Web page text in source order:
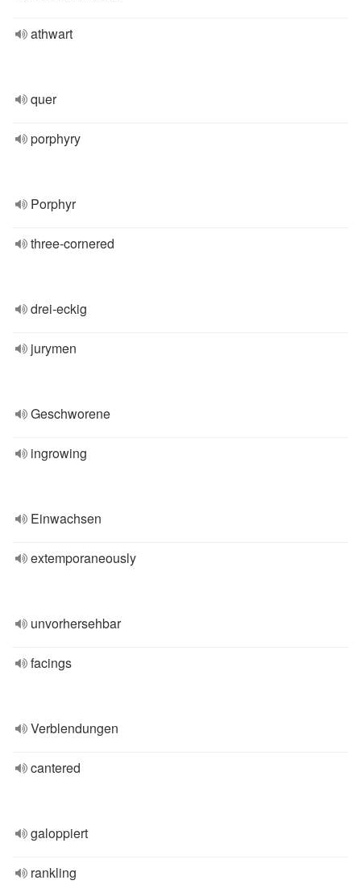
athwart
quer
porphyry
Porphyr
three-cornered
drei-eckig
jurymen
Geschworene
ingrowing
Einwachsen
extemporaneously
unvorhersehbar
facings
Verblendungen
cantered
galoppiert
rankling